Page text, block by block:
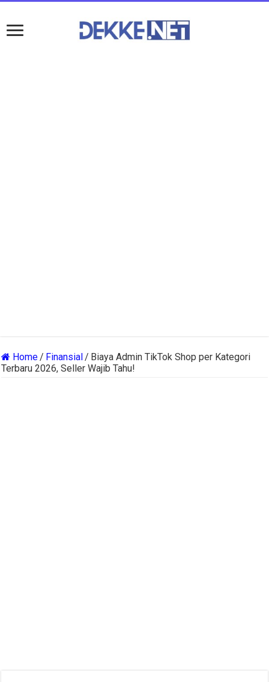
Home/ Finansial/ Biaya Admin TikTok Shop per Kategori
Terbaru 2026, Seller Wajib Tahu!